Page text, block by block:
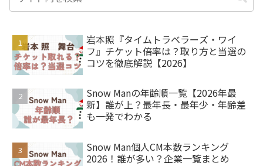
岩本照『タイムトラベラーズ・ワイ
フ』チケット倍率は？取り方と当選の
コツを徹底解説【2026】
Snow Manの年齢順一覧【2026年最
新】誰が上？最年長・最年少・年齢差
も一発でわかる
Snow Man個人CM本数ランキング
2026！誰が多い？企業一覧まとめ